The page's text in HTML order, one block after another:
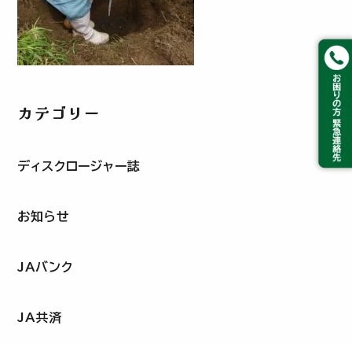
カテゴリー
ディスクロージャー誌
お知らせ
JAバンク
JA共済